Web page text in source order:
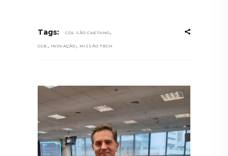
Tags: CDL SÃO CAETANO ,
CGE , INOVAÇÃO , MISSÃO TECH